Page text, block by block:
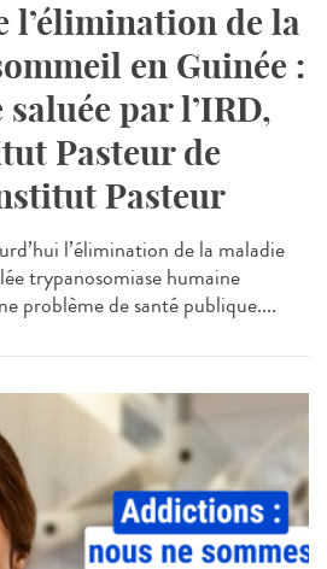
l’élimination de la
en Guinée :
par l’IRD,
Pasteur de
Pasteur
l’élimination de la maladie
trypanosomiase humaine
problème de santé publique....